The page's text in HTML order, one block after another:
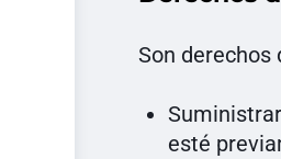
Son derechos
esté